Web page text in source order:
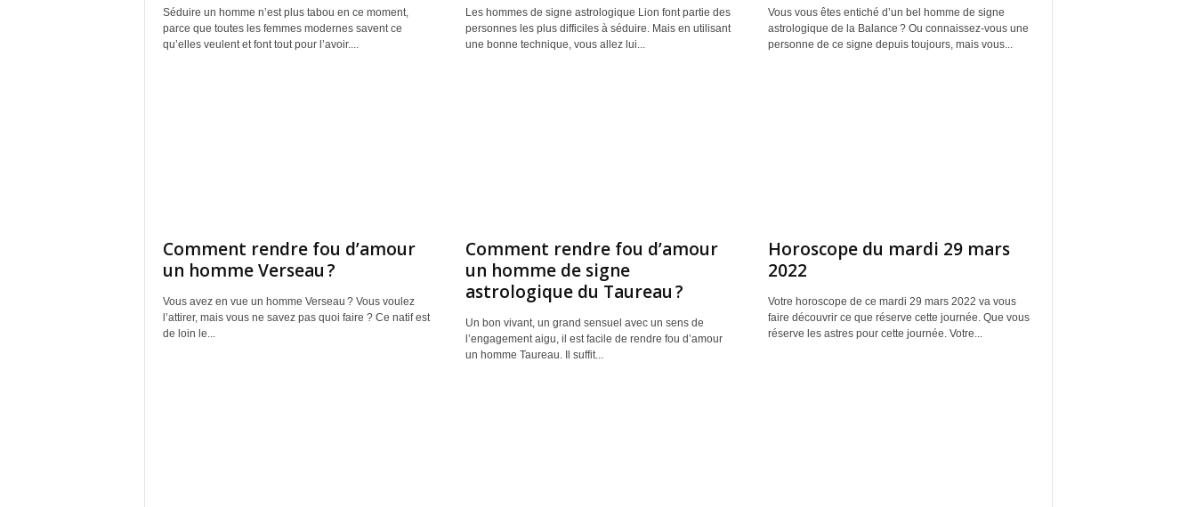
Séduire un homme n’est plus tabou en ce moment,
parce que toutes les femmes modernes savent ce
qu’elles veulent et font tout pour l’avoir....
Les hommes de signe astrologique Lion font partie des
personnes les plus difficiles à séduire. Mais en utilisant
une bonne technique, vous allez lui...
Vous vous êtes entiché d’un bel homme de signe
astrologique de la Balance ? Ou connaissez-vous une
personne de ce signe depuis toujours, mais vous...
Comment rendre fou d’amour
un homme Verseau ?
Vous avez en vue un homme Verseau ? Vous voulez
l’attirer, mais vous ne savez pas quoi faire ? Ce natif est
de loin le...
Comment rendre fou d’amour
un homme de signe
astrologique du Taureau ?
Un bon vivant, un grand sensuel avec un sens de
l’engagement aigu, il est facile de rendre fou d’amour
un homme Taureau. Il suffit...
Horoscope du mardi 29 mars
2022
Votre horoscope de ce mardi 29 mars 2022 va vous
faire découvrir ce que réserve cette journée. Que vous
réserve les astres pour cette journée. Votre...